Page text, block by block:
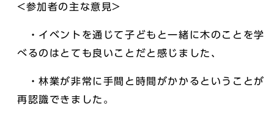
<参加者の主な意見>
・イベントを通じて子どもと一緒に木のことを学
べるのはとても良いことだと感じました、
・林業が非常に手間と時間がかかるということが
再認識できました。